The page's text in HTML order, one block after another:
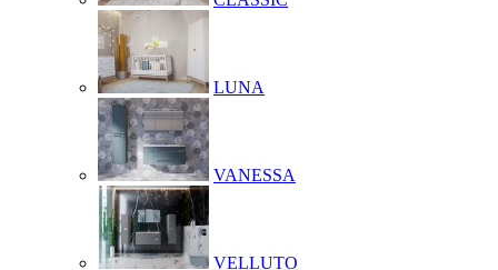
LUNA
VANESSA
VELLUTO